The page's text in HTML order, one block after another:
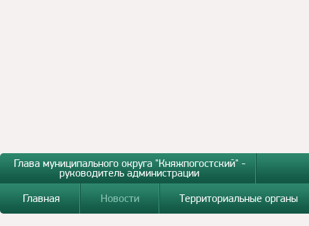
Глава муниципального округа "Княжпогостский" -
руководитель администрации
Главная
Новости Территориальные органы